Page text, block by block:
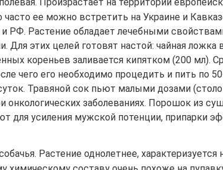
часто ее можно встретить на Украине и
РФ. Растение обладает лечебными
Для этих целей готовят настой: чайная
кореньев заливается кипятком (200 мл).
чего его необходимо процедить и пить по
Травяной сок пьют малыми дозами
онкологических заболеваниях. Порошок из
для усиления мужской потенции, припарки
Растение однолетнее,